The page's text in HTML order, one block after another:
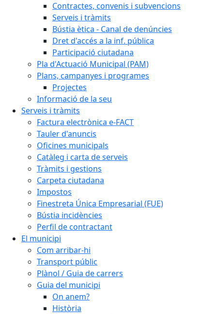
Contractes, convenis i subvencions
Serveis i tràmits
Bústia ètica - Canal de denúncies
Dret d'accés a la inf. pública
Participació ciutadana
Pla d'Actuació Municipal (PAM)
Plans, campanyes i programes
Projectes
Informació de la seu
Serveis i tràmits
Factura electrònica e-FACT
Tauler d'anuncis
Oficines municipals
Catàleg i carta de serveis
Tràmits i gestions
Carpeta ciutadana
Impostos
Finestreta Única Empresarial (FUE)
Bústia incidències
Perfil de contractant
El municipi
Com arribar-hi
Transport públic
Plànol / Guia de carrers
Guia del municipi
On anem?
Història